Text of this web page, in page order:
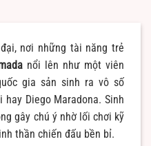
nơi những tài năng trẻ
nổi lên như một viên
gia sản sinh ra vô số
Diego Maradona. Sinh
gây chú ý nhờ lối chơi kỹ
thần chiến đấu bền bỉ.